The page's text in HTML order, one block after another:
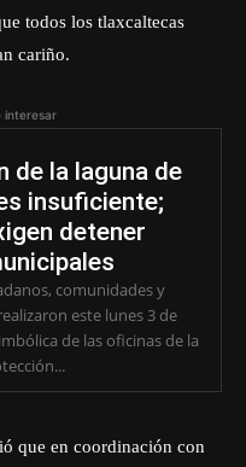
todos los tlaxcaltecas
cariño.
interesar
de la laguna de
insuficiente;
detener
comunidades y
este lunes 3 de
de las oficinas de la
que en coordinación con